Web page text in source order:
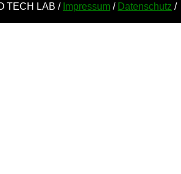
TECH LAB / Impressum / Datenschutz /